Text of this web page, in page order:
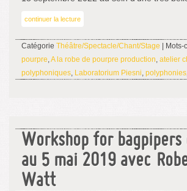
continuer la lecture
Catégorie Théâtre/Spectacle/Chant/Stage | Mots-
pourpre,A la robe de pourpre production, atelier
polyphoniques, Laboratorium Piesni, polyphonies
Workshop for bagpipers
au 5 mai 2019 avec
Watt